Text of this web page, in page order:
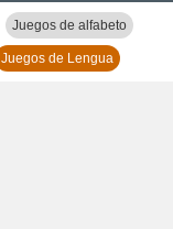
Juegos de alfabeto
Juegos de Lengua